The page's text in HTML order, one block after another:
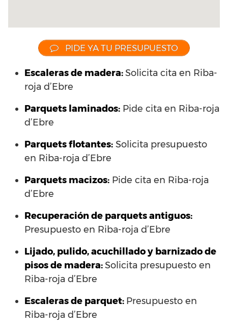
PIDE YA TU PRESUPUESTO
Escaleras de madera:Solicita cita en Riba-
roja d’Ebre
Parquets laminados: Pide cita en Riba-roja
d’Ebre
Parquets flotantes: Solicita presupuesto
en Riba-roja d’Ebre
Parquets macizos: Pide cita en Riba-roja
d’Ebre
Recuperación de parquets antiguos:
Presupuesto en Riba-roja d’Ebre
Lijado, pulido, acuchillado y barnizado de
pisos de madera:Solicita presupuesto en
Riba-roja d’Ebre
Escaleras de parquet: Presupuesto en
Riba-roja d’Ebre